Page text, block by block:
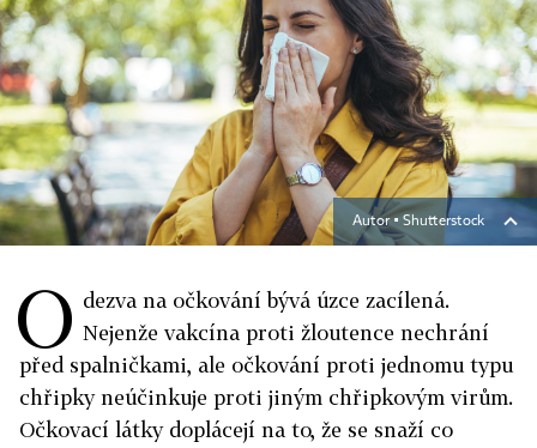
Autor ▪ Shutterstock
O dezva na očkování bývá úzce zacílená.
Nejenže vakcína proti žloutence nechrání
před spalničkami, ale očkování proti jednomu typu
chřipky neúčinkuje proti jiným chřipkovým virům.
Očkovací látky doplácejí na to, že se snaží co